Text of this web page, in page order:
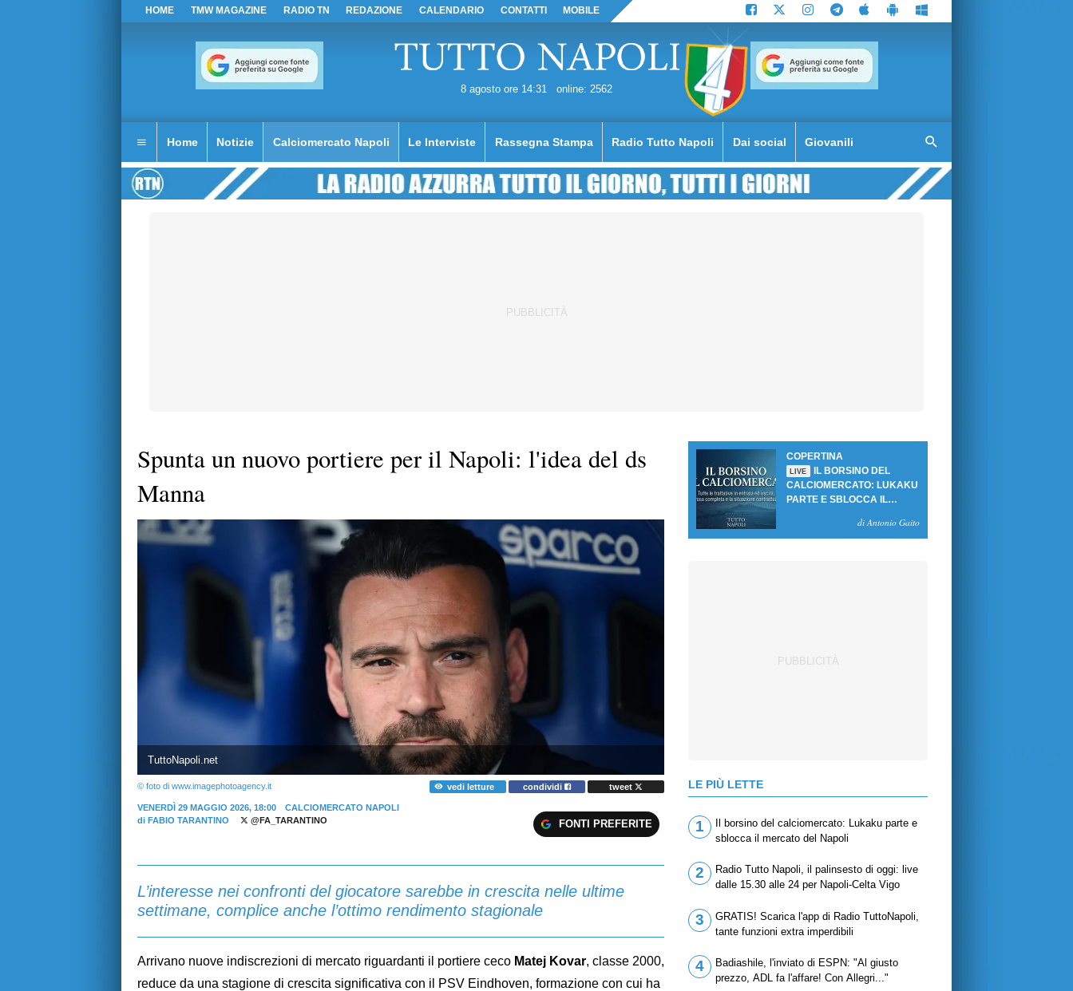
HOME TMW MAGAZINE RADIO TN REDAZIONE CALENDARIO CONTATTI MOBILE
8 agosto ore 14:31 online: 2562
Home Notizie Calciomercato Napoli Le Interviste Rassegna Stampa Radio Tutto Napoli Dai social Giovanili
Spunta un nuovo portiere per il Napoli: l'idea del ds
Manna
TuttoNapoli.net
© foto di www.imagephotoagency.it vedi letture condividi tweet
VENERDÌ 29 MAGGIO 2026, 18:00
CALCIOMERCATO NAPOLI
di FABIO TARANTINO @FA_TARANTINO FONTI PREFERITE
L’interesse nei confronti del giocatore sarebbe in crescita nelle ultime
settimane, complice anche l’ottimo rendimento stagionale
Arrivano nuove indiscrezioni di mercato riguardanti il portiere ceco Matej Kovar, classe 2000,
reduce da una stagione di crescita significativa con il PSV Eindhoven, formazione con cui ha
COPERTINA
LIVE
IL BORSINO DEL
CALCIOMERCATO: LUKAKU
PARTE E SBLOCCA IL
di Antonio Gaito
LE PIÙ LETTE
1
Il borsino del calciomercato: Lukaku parte e
sblocca il mercato del Napoli
2
Radio Tutto Napoli, il palinsesto di oggi: live
dalle 15.30 alle 24 per Napoli-Celta Vigo
3
GRATIS! Scarica l'app di Radio TuttoNapoli,
tante funzioni extra imperdibili
4
Badiashile, l'inviato di ESPN: "Al giusto
prezzo, ADL fa l'affare! Con Allegri..."